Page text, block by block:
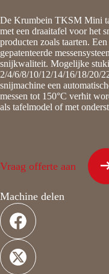
De Krumbein TKSM Mini
met een draaitafel voor het
producten zoals taarten.
gepatenteerde
snijkwaliteit. Mogelijke
2/4/6/8/10/12/14/16/18/20/
snijmachine een
messen tot 150°C verhit
als tafelmodel of met
Vraag offerte aan
Machine delen